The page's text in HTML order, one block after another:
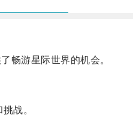
游星际世界的机会。
战。